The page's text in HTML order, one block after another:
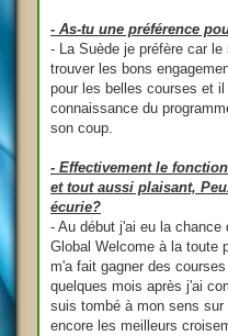
- As-tu une préférence
- La Suède je préfère car
trouver les bons
pour les belles courses et
connaissance du
son coup.
- Effectivement le
et tout aussi plaisant,
écurie?
- Au début j'ai eu la
Global Welcome à la toute
m'a fait gagner des
quelques mois après j'ai
suis tombé à mon sens
encore les meilleurs